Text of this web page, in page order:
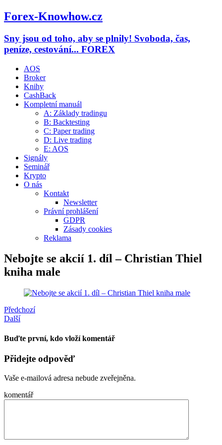
Forex-Knowhow.cz
Sny jsou od toho, aby se plnily! Svoboda, čas,
peníze, cestování... FOREX
AOS
Broker
Knihy
CashBack
Kompletní manuál
A: Základy tradingu
B: Backtesting
C: Paper trading
D: Live trading
E: AOS
Signály
Seminář
Krypto
O nás
Kontakt
Newsletter
Právní prohlášení
GDPR
Zásady cookies
Reklama
Nebojte se akcií 1. díl – Christian Thiel
kniha male
Předchozí
Další
Buďte první, kdo vloží komentář
Přidejte odpověď
Vaše e-mailová adresa nebude zveřejněna.
komentář